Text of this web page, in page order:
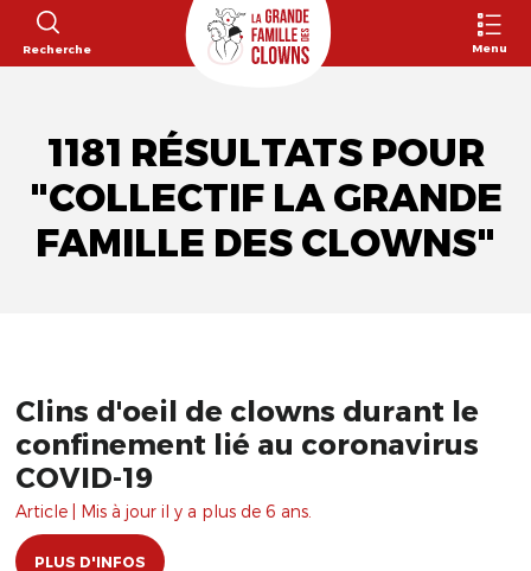
Recherche Menu
1181 RÉSULTATS POUR
"COLLECTIF LA GRANDE
FAMILLE DES CLOWNS"
Clins d'oeil de clowns durant le
confinement lié au coronavirus
COVID-19
Article | Mis à jour il y a plus de 6 ans.
PLUS D'INFOS